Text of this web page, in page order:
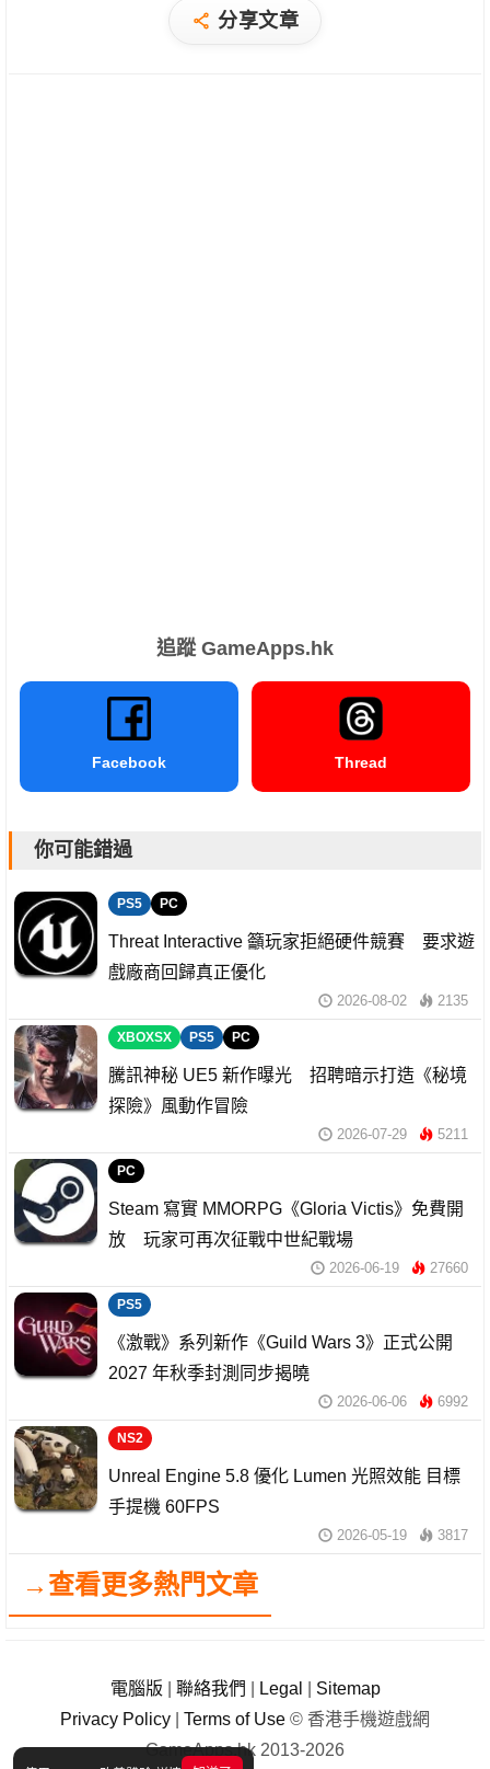
分享文章
追蹤 GameApps.hk
Facebook Thread
你可能錯過
PS5 PC
Threat Interactive 籲玩家拒絕硬件競賽 要求遊
戲廠商回歸真正優化
2026-08-02 2135
XBOXSX PS5 PC
騰訊神秘 UE5 新作曝光 招聘暗示打造《秘境
探險》風動作冒險
2026-07-29 5211
PC
Steam 寫實 MMORPG《Gloria Victis》免費開
放 玩家可再次征戰中世紀戰場
2026-06-19 27660
PS5
《激戰》系列新作《Guild Wars 3》正式公開
2027 年秋季封測同步揭曉
2026-06-06 6992
NS2
Unreal Engine 5.8 優化 Lumen 光照效能 目標
手提機 60FPS
2026-05-19 3817
→查看更多熱門文章
電腦版 聯絡我們 Legal
Sitemap
Privacy Policy
Terms of Use © 香港手機遊戲網
GameApps.hk 2013-2026